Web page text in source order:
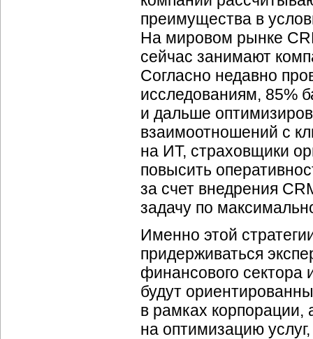
преимущества в
На мировом рынке
сейчас занимают
Согласно недавно
исследованиям, 85%
и дальше
взаимоотношений с
на ИТ, страховщики
повысить
за счет внедрения
задачу по
Именно этой
придерживаться
финансового сектора
будут
в рамках корпорации,
на оптимизацию